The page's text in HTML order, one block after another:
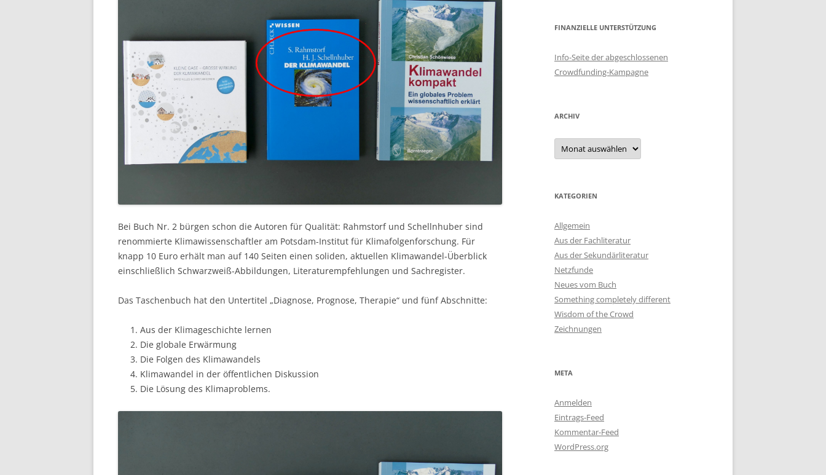
Bei Buch Nr. 2 bürgen schon die Autoren für Qualität: Rahmstorf und Schellnhuber sind
renommierte Klimawissenschaftler am Potsdam-Institut für Klimafolgenforschung. Für
knapp 10 Euro erhält man auf 140 Seiten einen soliden, aktuellen Klimawandel-Überblick
einschließlich Schwarzweiß-Abbildungen, Literaturempfehlungen und Sachregister.
Das Taschenbuch hat den Untertitel „Diagnose, Prognose, Therapie“ und fünf Abschnitte:
Aus der Klimageschichte lernen
Die globale Erwärmung
Die Folgen des Klimawandels
Klimawandel in der öffentlichen Diskussion
Die Lösung des Klimaproblems.
FINANZIELLE UNTERSTÜTZUNG
Info-Seite der abgeschlossenen
Crowdfunding-Kampagne
ARCHIV
Archiv
KATEGORIEN
Allgemein
Aus der Fachliteratur
Aus der Sekundärliteratur
Netzfunde
Neues vom Buch
Something completely different
Wisdom of the Crowd
Zeichnungen
META
Anmelden
Eintrags-Feed
Kommentar-Feed
WordPress.org